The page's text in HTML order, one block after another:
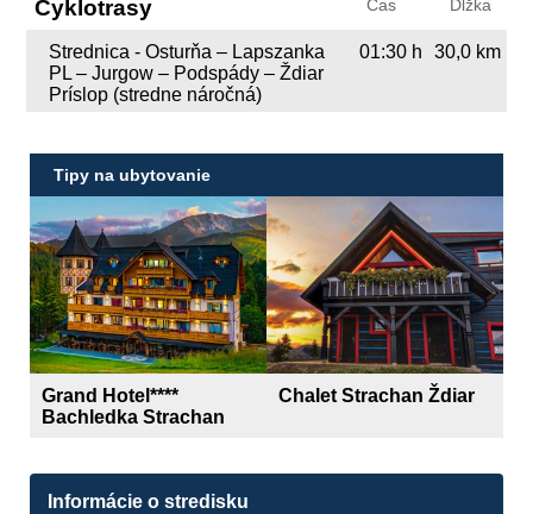
Cyklotrasy Čas Dĺžka
Strednica - Osturňa – Lapszanka
PL – Jurgow – Podspády – Ždiar
Príslop (stredne náročná)
01:30 h 30,0 km
Tipy na ubytovanie
Grand Hotel****
Bachledka Strachan
Chalet Strachan Ždiar
Informácie o stredisku